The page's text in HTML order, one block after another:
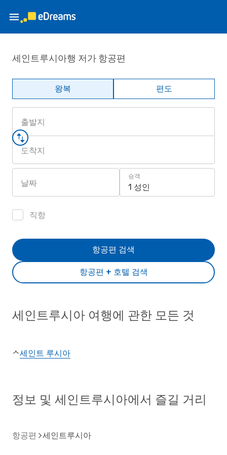
세인트루시아행 저가 항공편
왕복 편도
출발지
도착지
날짜
승객
1 성인
직항
항공편 + 호텔 검색
항공편 검색
세인트루시아 여행에 관한 모든 것
ᄉ세인트 루시아
정보 및 세인트루시아에서 즐길 거리
항공편 세인트루시아